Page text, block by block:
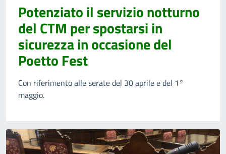
Potenziato il servizio notturno
del CTM per spostarsi in
sicurezza in occasione del
Poetto Fest
Con riferimento alle serate del 30 aprile e del 1°
maggio.